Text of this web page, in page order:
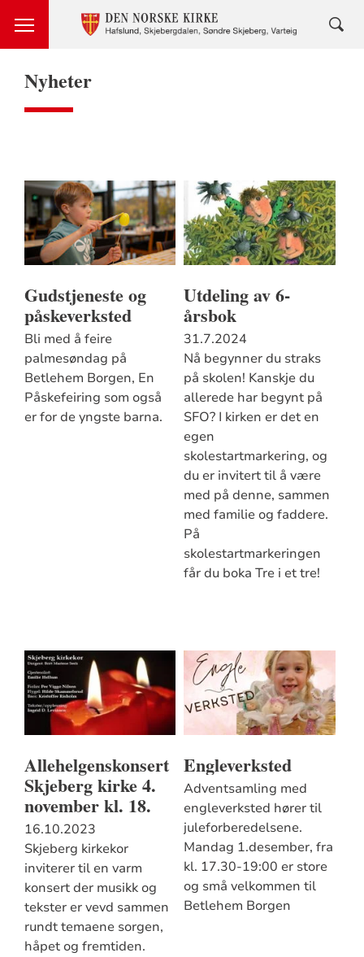
Nyheter
Gudstjeneste og
påskeverksted
Bli med å feire
palmesøndag på
Betlehem Borgen, En
Påskefeiring som også
er for de yngste barna.
Utdeling av 6-
årsbok
31.7.2024
Nå begynner du straks
på skolen! Kanskje du
allerede har begynt på
SFO? I kirken er det en
egen
skolestartmarkering, og
du er invitert til å være
med på denne, sammen
med familie og faddere.
På
skolestartmarkeringen
får du boka Tre i et tre!
Allehelgenskonsert
Skjeberg kirke 4.
november kl. 18.
16.10.2023
Skjeberg kirkekor
inviterer til en varm
konsert der musikk og
tekster er vevd sammen
rundt temaene sorgen,
håpet og fremtiden.
Engleverksted
Adventsamling med
engleverksted hører til
juleforberedelsene.
Mandag 1.desember, fra
kl. 17.30-19:00 er store
og små velkommen til
Betlehem Borgen